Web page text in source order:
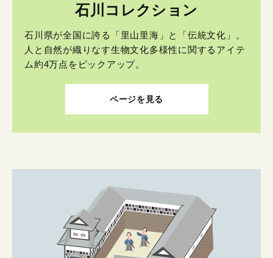
石川コレクション
石川県が全国に誇る「里山里海」と「伝統文化」。
人と自然が織りなす生物文化多様性に関するアイテ
ム約4万点をピックアップ。
ページを見る